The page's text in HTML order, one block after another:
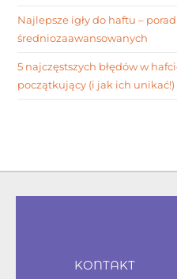
Najlepsze igły do haftu –
średniozaawansowanych
5 najczęstszych błędów w
początkujący (i jak ich unikać!)
KONTAKT